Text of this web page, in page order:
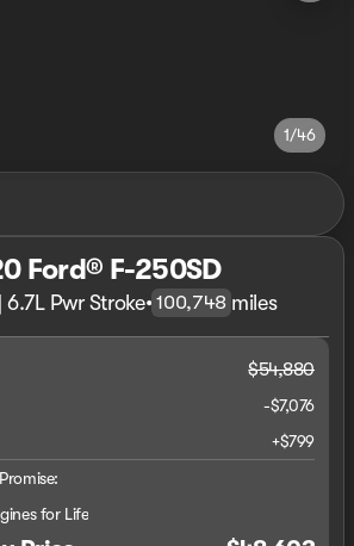
1/46
Ford® F-250SD
Pwr Stroke• 100,748 miles
$54,880
-$7,076
+$799
for Life